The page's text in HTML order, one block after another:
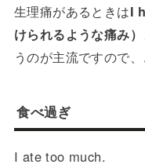
生理痛があるときはI
けられるような痛み）
うのが主流ですので
食べ過ぎ
I ate too much.